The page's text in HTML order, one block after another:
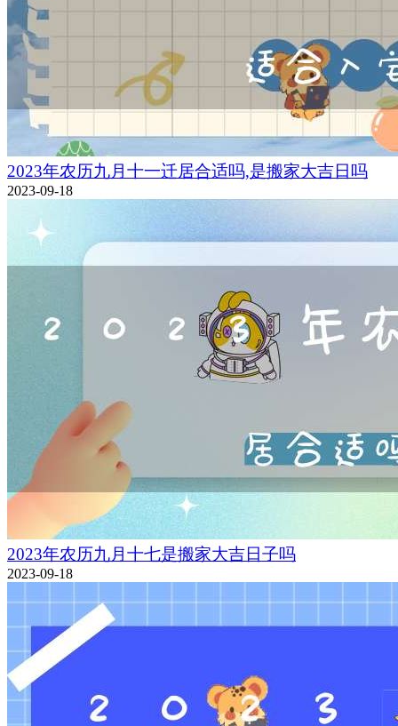
2023年农历九月十一迁居合适吗,是搬家大吉日吗
2023-09-18
2023年农历九月十七是搬家大吉日子吗
2023-09-18